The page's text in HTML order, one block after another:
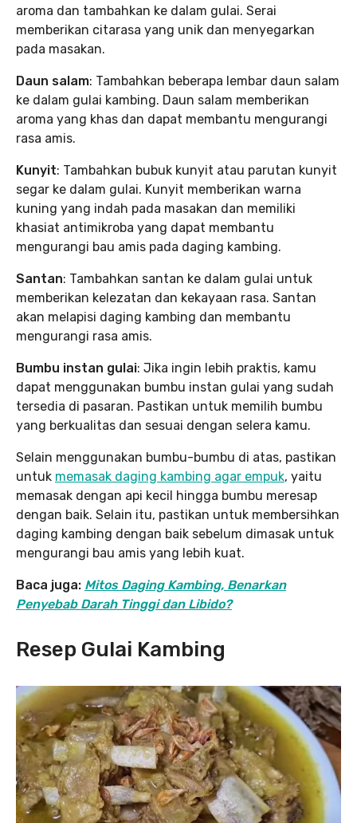
aroma dan tambahkan ke dalam gulai. Serai
memberikan citarasa yang unik dan menyegarkan
pada masakan.
Daun salam: Tambahkan beberapa lembar daun salam
ke dalam gulai kambing. Daun salam memberikan
aroma yang khas dan dapat membantu mengurangi
rasa amis.
Kunyit: Tambahkan bubuk kunyit atau parutan kunyit
segar ke dalam gulai. Kunyit memberikan warna
kuning yang indah pada masakan dan memiliki
khasiat antimikroba yang dapat membantu
mengurangi bau amis pada daging kambing.
Santan: Tambahkan santan ke dalam gulai untuk
memberikan kelezatan dan kekayaan rasa. Santan
akan melapisi daging kambing dan membantu
mengurangi rasa amis.
Bumbu instan gulai: Jika ingin lebih praktis, kamu
dapat menggunakan bumbu instan gulai yang sudah
tersedia di pasaran. Pastikan untuk memilih bumbu
yang berkualitas dan sesuai dengan selera kamu.
Selain menggunakan bumbu-bumbu di atas, pastikan
untuk memasak daging kambing agar empuk, yaitu
memasak dengan api kecil hingga bumbu meresap
dengan baik. Selain itu, pastikan untuk membersihkan
daging kambing dengan baik sebelum dimasak untuk
mengurangi bau amis yang lebih kuat.
Baca juga: Mitos Daging Kambing, Benarkan
Penyebab Darah Tinggi dan Libido?
Resep Gulai Kambing